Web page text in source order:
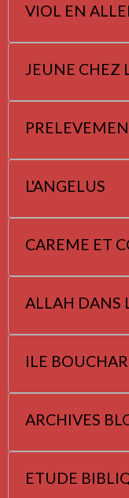
VIOL EN
JEUNE CHEZ
L'ANGELUS
CAREME ET
ALLAH DANS
ILE
ARCHIVES
ETUDE